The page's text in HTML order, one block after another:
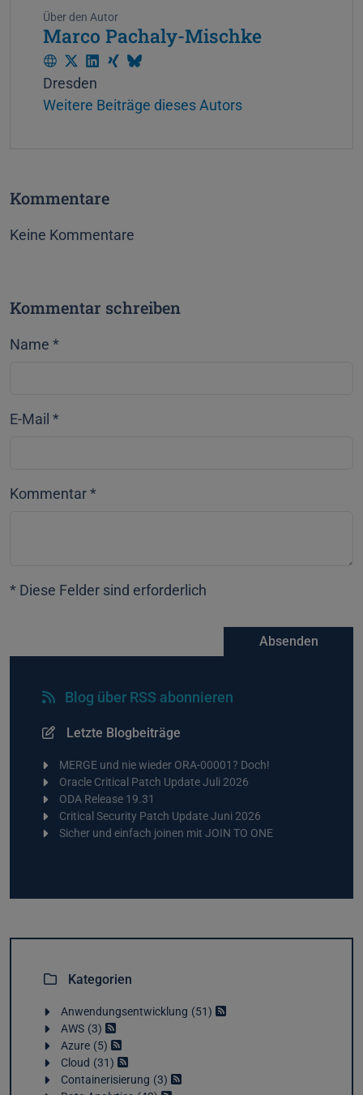
Über den Autor
Marco Pachaly-Mischke
W
e
b
e
T
w
i
r
L
i
n
I
X
n
B
u
Dresden
Weitere Beiträge dieses Autors
Kommentare
Keine Kommentare
Kommentar schreiben
Name *
E-Mail *
Kommentar*
* Diese Felder sind erforderlich
Absenden
Blog über RSS abonnieren
Letzte Blogbeiträge
MERGE und nie wieder ORA-00001? Doch!
Oracle Critical Patch Update Juli 2026
ODA Release 19.31
Critical Security Patch Update Juni 2026
Sicher und einfach joinen mit JOIN TO ONE
Kategorien
Anwendungsentwicklung 51
AWS 3
Azure 5
Cloud
31
Containerisierung 3